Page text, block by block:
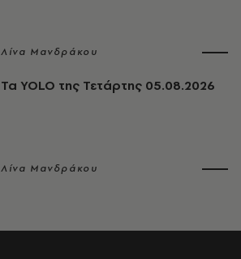
Λίνα Μανδράκου
Τα YOLO της Τετάρτης 05.08.2026
Λίνα Μανδράκου